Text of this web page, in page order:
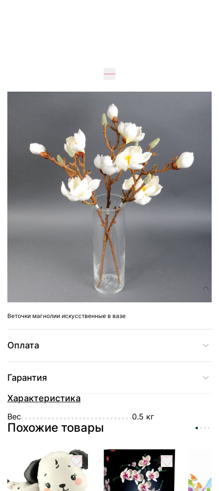
100см 50см
1 525 грн
Веточки магнолии искусственные в вазе
Оплата
Гарантия
Характеристика
Вес 0.5 кг
Похожие товары